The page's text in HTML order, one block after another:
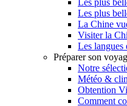
Les plus
La Chine
Visiter la
Les langues
Préparer son
Notre
Météo &
Obtention
Comment